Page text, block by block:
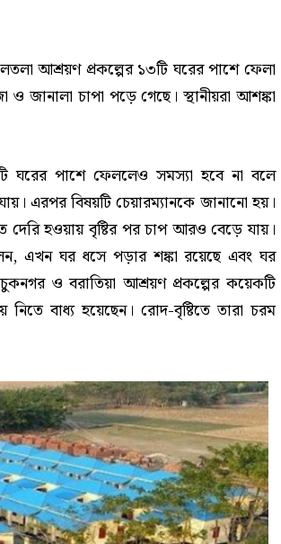
আশ্রয়ণ প্রকল্পের ১৩টি ঘরের পাশে ফেলা
জানালা চাপা পড়ে গেছে। স্থানীয়রা আশঙ্কা
ঘরের পাশে ফেললেও সমস্যা হবে না বলে
এরপর বিষয়টি চেয়ারম্যানকে জানানো হয়।
দেরি হওয়ায় বৃষ্টির পর চাপ আরও বেড়ে যায়।
এখন ঘর ধসে পড়ার শঙ্কা রয়েছে এবং ঘর
ও বরাতিয়া আশ্রয়ণ প্রকল্পের কয়েকটি
বাধ্য হয়েছেন। রোদ-বৃষ্টিতে তারা চরম